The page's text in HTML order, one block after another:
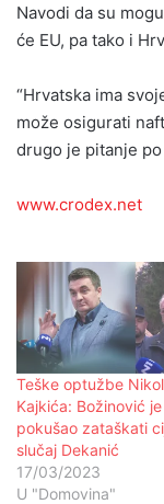
Navodi da su
će EU, pa tako i
“Hrvatska ima
može osigurati
drugo je pitanje
www.crodex.net
Teške optužbe
Kajkića: Božinović je
pokušao zataškati
slučaj Dekanić
17/03/2023
U "Domovina"